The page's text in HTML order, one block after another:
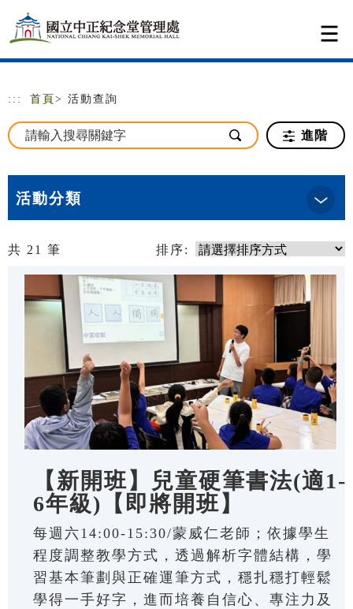
跳到主要內容
網站導覽
::: 首頁 > 活動查詢
進階
活動分類
共 21 筆 排序:
【新開班】兒童硬筆書法(適1-
6年級)【即將開班】
每週六14:00-15:30/蒙威仁老師；依據學生
程度調整教學方式，透過解析字體結構，學
習基本筆劃與正確運筆方式，穩扎穩打輕鬆
學得一手好字，進而培養自信心、專注力及